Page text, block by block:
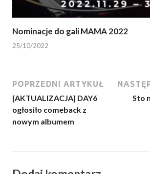
Nominacje do gali MAMA 2022
25/10/2022
POPRZEDNI ARTYKUŁ
[AKTUALIZACJA] DAY6
ogłosiło comeback z
nowym albumem
Sto